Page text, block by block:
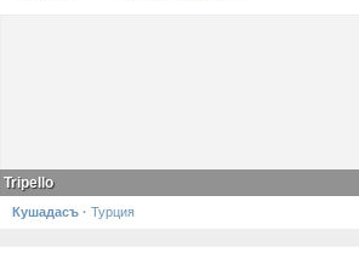
Tripello
Кушадасъ · Турция